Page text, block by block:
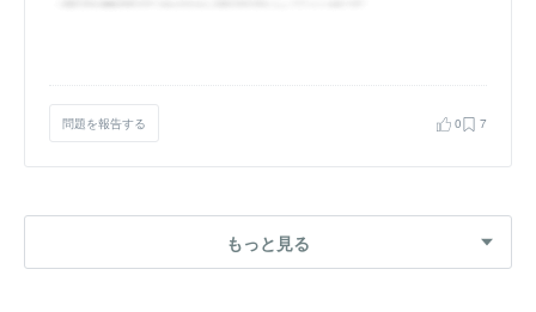
問題を報告する 0 7
もっと見る